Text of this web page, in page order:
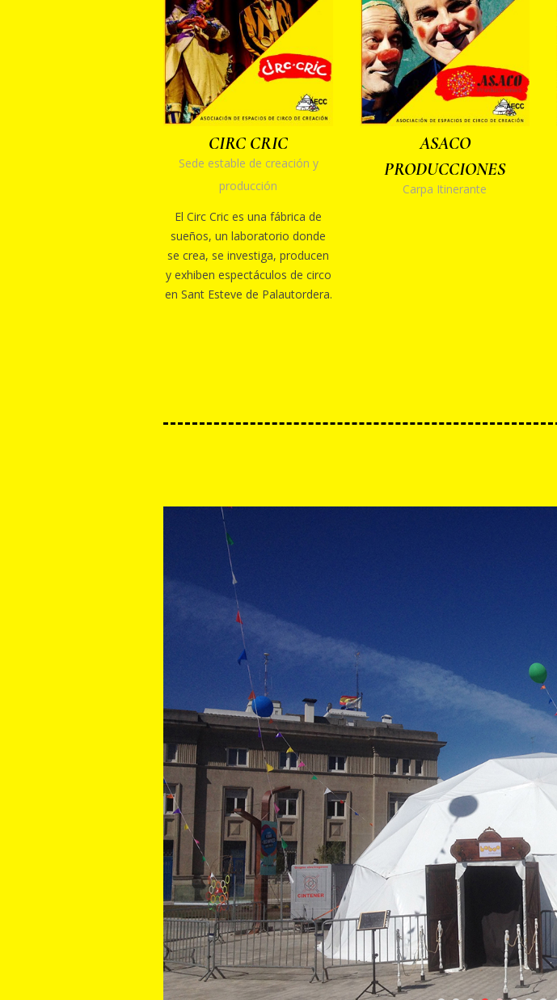
CIRC CRIC
Sede estable de creación y
producción
El Circ Cric es una fábrica de
sueños, un laboratorio donde
se crea, se investiga, producen
y exhiben espectáculos de circo
en Sant Esteve de Palautordera.
ASACO
PRODUCCIONES
Carpa Itinerante